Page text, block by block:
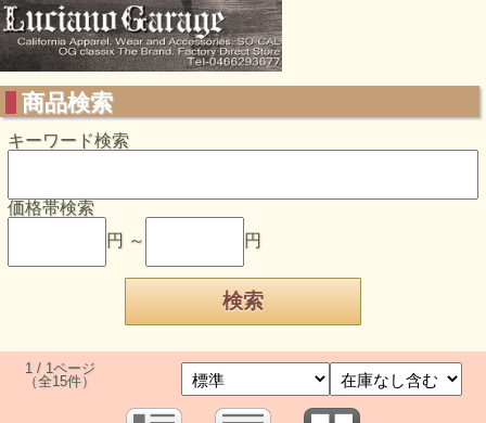
商品検索
キーワード検索
価格帯検索
円 ～
円
1 / 1ページ
（全15件）